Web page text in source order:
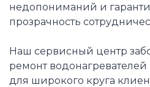
недопониманий и
прозрачность
Наш сервисный центр
ремонт
для широкого круга